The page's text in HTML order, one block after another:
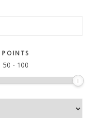
POINTS
50 - 100